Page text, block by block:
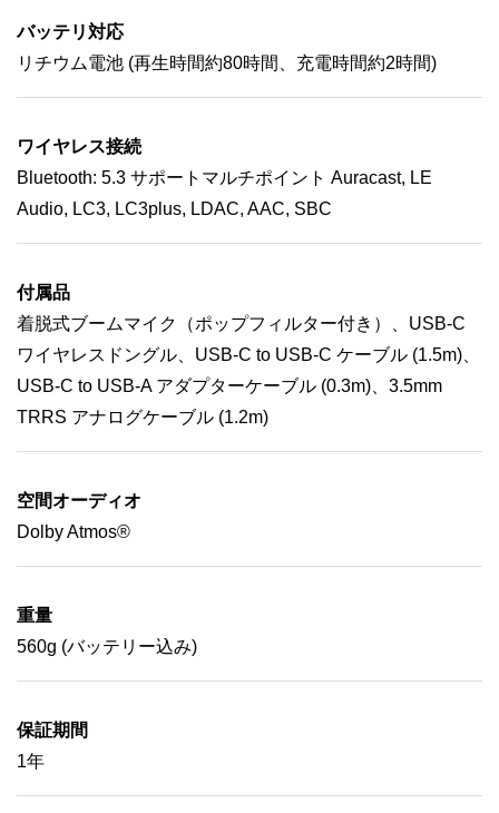
バッテリ対応
リチウム電池 (再生時間約80時間、充電時間約2時間)
ワイヤレス接続
Bluetooth: 5.3 サポートマルチポイント Auracast, LE
Audio, LC3, LC3plus, LDAC, AAC, SBC
付属品
着脱式ブームマイク（ポップフィルター付き）、USB-C
ワイヤレスドングル、USB-C to USB-C ケーブル (1.5m)、
USB-C to USB-A アダプターケーブル (0.3m)、3.5mm
TRRS アナログケーブル (1.2m)
空間オーディオ
Dolby Atmos®
重量
560g (バッテリー込み)
保証期間
1年